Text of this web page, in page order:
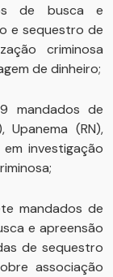
de busca e
e sequestro de
criminosa
de dinheiro;
mandados de
(RN),
investigação
mandados de
e apreensão
de sequestro
associação